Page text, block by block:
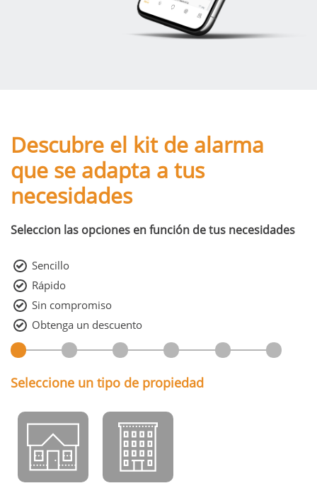
Descubre el kit de alarma
que se adapta a tus
necesidades
Seleccion las opciones en función de tus necesidades
Sencillo
Rápido
Sin compromiso
Obtenga un descuento
Seleccione un tipo de propiedad